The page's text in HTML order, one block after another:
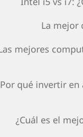
La mejor
mejores
qué invertir
¿Cuál es el